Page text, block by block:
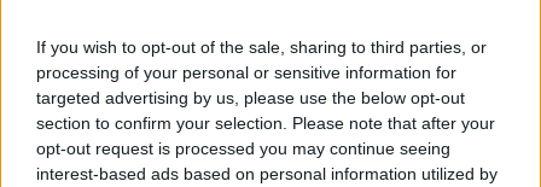
If you wish to opt-out of the sale, sharing to third parties, or
processing of your personal or sensitive information for
targeted advertising by us, please use the below opt-out
section to confirm your selection. Please note that after your
opt-out request is processed you may continue seeing
interest-based ads based on personal information utilized by